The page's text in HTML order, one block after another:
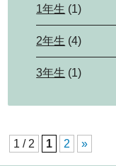
1年生 (1)
2年生 (4)
3年生 (1)
1 / 2 1 2 »